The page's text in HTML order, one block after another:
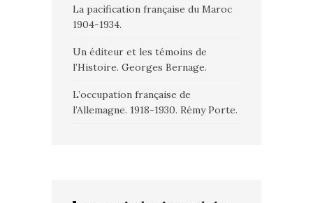
La pacification française du Maroc
1904-1934.
Un éditeur et les témoins de
l’Histoire. Georges Bernage.
L’occupation française de
l’Allemagne. 1918-1930. Rémy Porte.